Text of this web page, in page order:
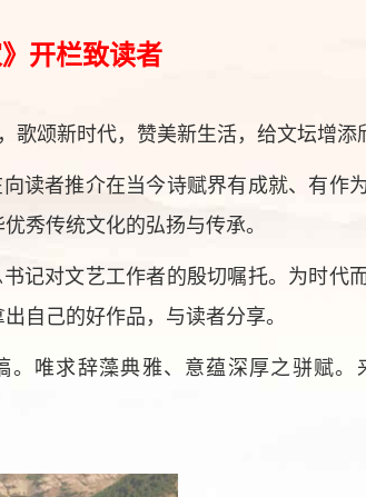
》开栏致读者
颂新时代，赞美新生活，给文坛增添
读者推介在当今诗赋界有成就、有作
秀传统文化的弘扬与传承。
记对文艺工作者的殷切嘱托。为时代
自己的好作品，与读者分享。
。唯求辞藻典雅、意蕴深厚之骈赋。